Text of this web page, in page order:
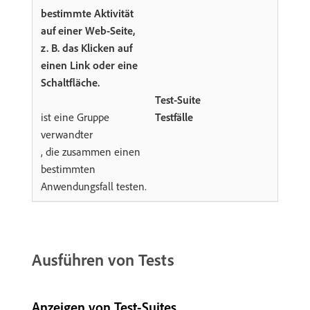
Test-Suite
ist eine Gruppe
verwandter
Testfälle
, die zusammen einen
bestimmten
Anwendungsfall testen.
Ausführen von Tests